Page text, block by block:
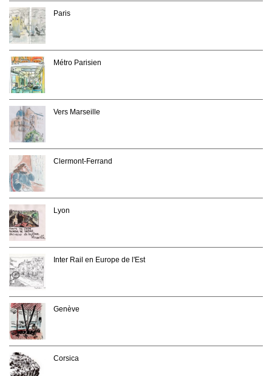
Paris
Métro Parisien
Vers Marseille
Clermont-Ferrand
Lyon
Inter Rail en Europe de l'Est
Genève
Corsica